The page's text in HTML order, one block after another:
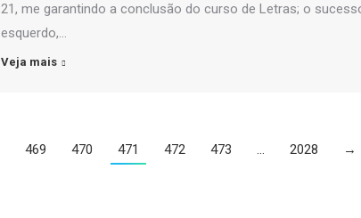
21, me garantindo a conclusão do curso de Letras; o
esquerdo,…
Veja mais
469 470 471 472 473 … 2028 →